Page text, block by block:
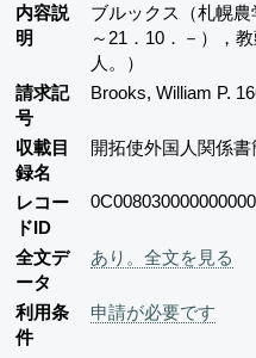
内容説
明
ブルックス（札幌
～21．10．－），
人。）
請求記
号
Brooks, William P.
収載目
録名
開拓使外国人関係書
レコー
ドID
0C008030000000000
全文デ
ータ
あり。全文を見る
利用条
件
申請が必要です